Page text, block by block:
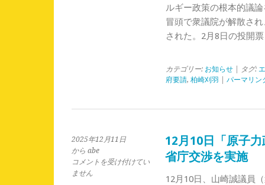
策
本
的
議
論
ルギー政策の根本的議
冒頭で衆議院が解散さ
された。2月8日の投開
カテゴリー: お知らせ| タグ:
府要請, 柏崎刈羽 パーマリン
2025年12月11日
から abe
12
月
コメントを受け付けてい
ません
12月10日「原子
省庁交渉を実施
12月10日、山崎誠議員